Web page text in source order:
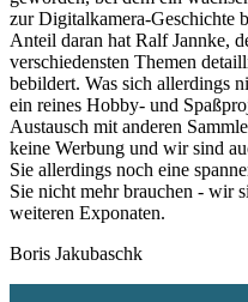
zur Digitalkamera-Geschichte
Anteil daran hat Ralf Jannke,
verschiedensten Themen
bebildert. Was sich allerdings
ein reines Hobby- und
Austausch mit anderen
keine Werbung und wir sind
Sie allerdings noch eine
Sie nicht mehr brauchen - wir
weiteren Exponaten.
Boris Jakubaschk